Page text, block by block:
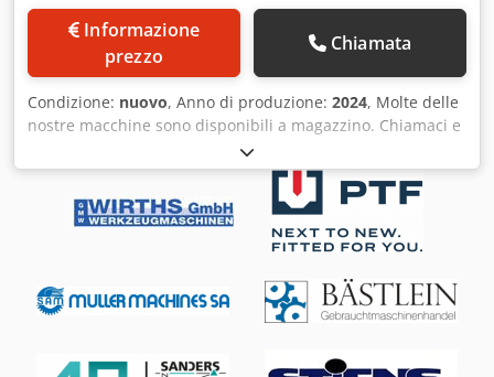
prezzo
Chiamata
Condizione: nuovo, Anno di produzione: 2024, Molte delle
nostre macchine sono disponibili a magazzino. Chiamaci e
scopri di più! L'offerta riguarda la versione base della
macchina. Potete trovare tutti gli optional e i relativi prezzi
sul nostro sito web. Dwedpfx Aorp Dp Tefusa Pressa
piegatrice elettrica PBE-1204-CNC STEP ROCK22+ Parametri
tecnici - Spessore massimo della lamiera da piegare (S235):
massima della lamiera da piegare: 1250 mm - Profondità
(distanza tra utensile e parete posteriore): 300 mm - Corsa
massima di apertura: 410 mm - Distanza tra le travi: 2600